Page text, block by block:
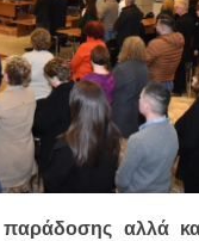
αλλά